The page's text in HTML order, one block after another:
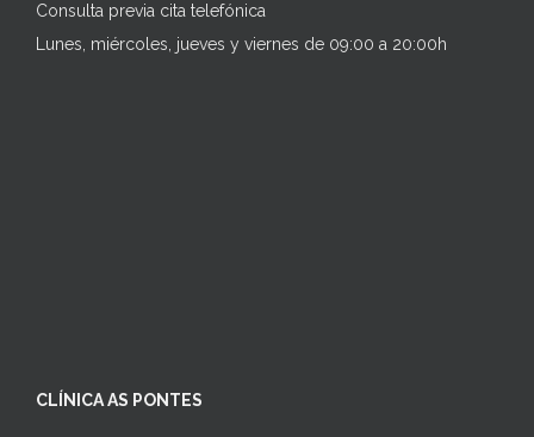
Consulta previa cita telefónica
Lunes, miércoles, jueves y viernes de 09:00 a 20:00h
CLÍNICA AS PONTES